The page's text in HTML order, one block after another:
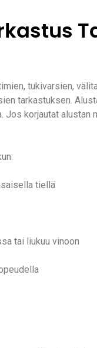
tukivarsien,
tarkastuksen.
Jos korjautat alustan
tiellä
tai liukuu vinoon